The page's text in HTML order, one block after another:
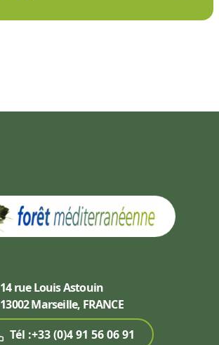
14 rue Louis Astouin
13002 Marseille, FRANCE
Tél :+33 (0)4 91 56 06 91